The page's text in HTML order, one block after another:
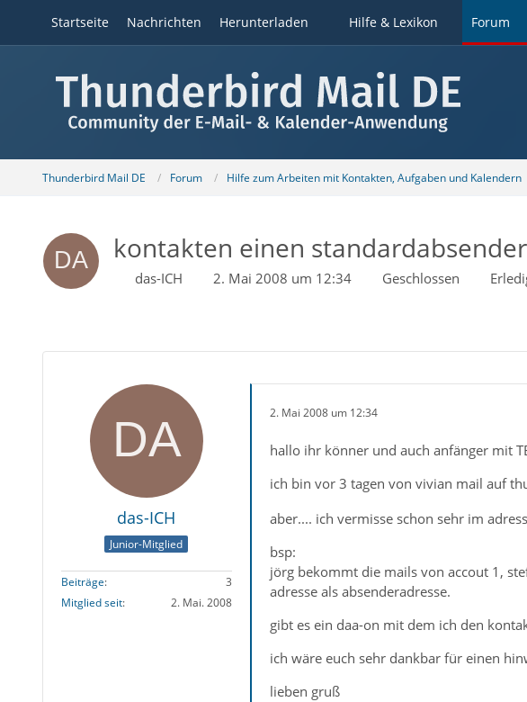
Startseite Nachrichten Herunterladen Hilfe & Lexikon Forum
Thunderbird Mail DE Forum Hilfe zum Arbeiten mit Kontakten, Aufgaben und Kalendern
kontakten einen
das-ICH 2. Mai 2008 um 12:34 Geschlossen
das-ICH
Junior-Mitglied
Beiträge
3
Mitglied seit
2. Mai. 2008
2. Mai 2008 um 12:34
hallo ihr könner und auch anfänger mit
ich bin vor 3 tagen von vivian mail auf
aber.... ich vermisse schon sehr im
bsp:
jörg bekommt die mails von accout 1,
adresse als absenderadresse.
gibt es ein daa-on mit dem ich den
ich wäre euch sehr dankbar für einen
lieben gruß